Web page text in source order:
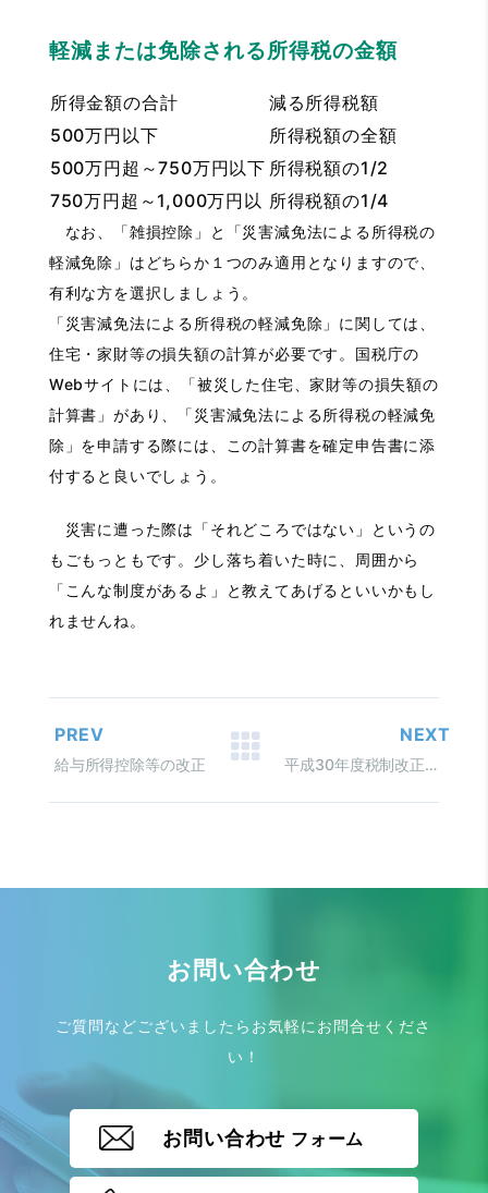
軽減または免除される所得税の金額
所得金額の合計
減る所得税額
500万円以下
所得税額の全額
500万円超～750万円以下 所得税額の1/2
750万円超～1,000万円以 所得税額の1/4
なお、「雑損控除」と「災害減免法による所得税の
軽減免除」はどちらか１つのみ適用となりますので、
有利な方を選択しましょう。
「災害減免法による所得税の軽減免除」に関しては、
住宅・家財等の損失額の計算が必要です。国税庁の
Webサイトには、「被災した住宅、家財等の損失額の
計算書」があり、「災害減免法による所得税の軽減免
除」を申請する際には、この計算書を確定申告書に添
付すると良いでしょう。
災害に遭った際は「それどころではない」というの
もごもっともです。少し落ち着いた時に、周囲から
「こんな制度があるよ」と教えてあげるといいかもし
れませんね。
PREV
給与所得控除等の改正
NEXT
平成30年度税制改正でちょっと変更 給与所得者の特定支出控除の改正
お問い合わせ
ご質問などございましたらお気軽にお問合せくださ
い！
お問い合わせ フォーム